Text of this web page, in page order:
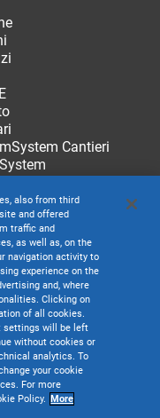
Cantieri
all’attività di direzione e
also from third
and offered
traffic and
as well as, on the
navigation activity to
experience on the
and, where
Clicking on
of all cookies.
settings will be left
without cookies or
analytics. To
your cookie
For more
Policy. More